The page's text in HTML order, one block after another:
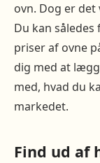
ovn. Dog er
Du kan
priser af ovne
dig med at
med, hvad du
markedet.
Find ud af